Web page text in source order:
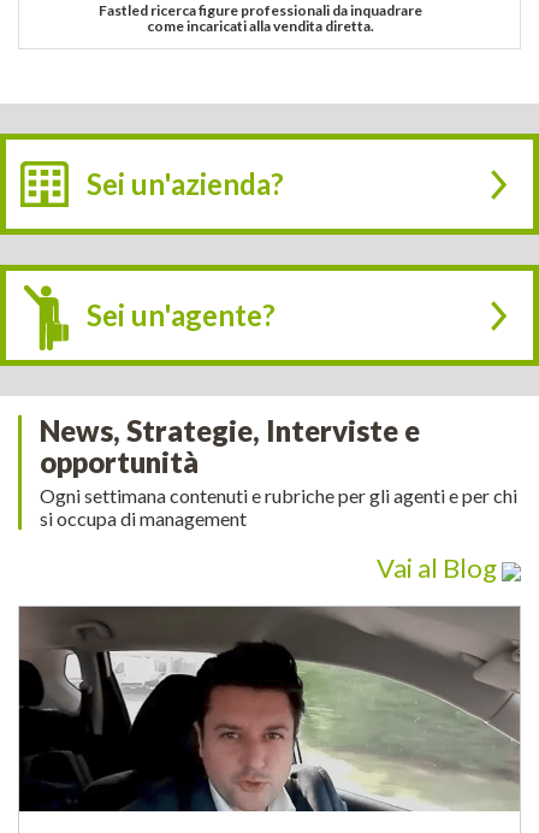
Fastled ricerca figure professionali da inquadrare
come incaricati alla vendita diretta.
Sei un'azienda?
Sei un'agente?
News, Strategie, Interviste e
opportunità
Ogni settimana contenuti e rubriche per gli agenti e per chi
si occupa di management
Vai al Blog